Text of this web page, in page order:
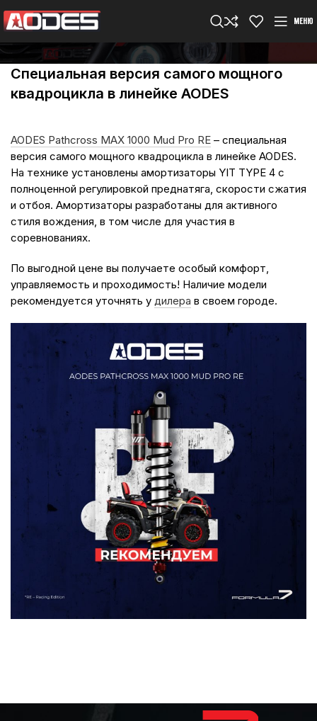
МЕНЮ
Cпециальная версия самого мощного
квадроцикла в линейке AODES
AODES Pathcross MAX 1000 Mud Pro RE – специальная
версия самого мощного квадроцикла в линейке AODES.
На технике установлены амортизаторы YIT TYPE 4 с
полноценной регулировкой преднатяга, скорости сжатия
и отбоя. Амортизаторы разработаны для активного
стиля вождения, в том числе для участия в
соревнованиях.
По выгодной цене вы получаете особый комфорт,
управляемость и проходимость! Наличие модели
рекомендуется уточнять у дилера в своем городе.